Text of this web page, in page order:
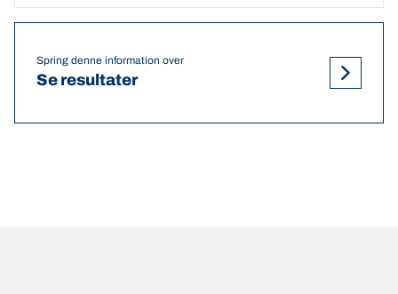
Spring denne information over
Se resultater